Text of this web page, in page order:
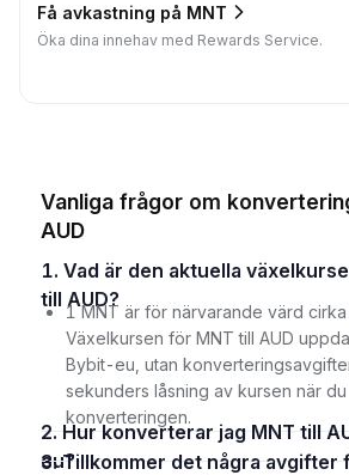
Få avkastning på MNT
Öka dina innehav med Rewards Service.
Vanliga frågor om
AUD
1. Vad är den aktuella växelkursen för MNT
till AUD?
1 MNT är för närvarande värd cirka
Växelkursen för MNT till AUD
Bybit-eu, utan
sekunders låsning av kursen när
konverteringen.
2. Hur konverterar jag MNT till AUD på Bybit-
eu?
3. Tillkommer det några avgifter för att